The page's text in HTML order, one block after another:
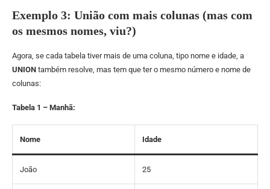
Exemplo 3: União com mais colunas (mas com
os mesmos nomes, viu?)
Agora, se cada tabela tiver mais de uma coluna, tipo nome e idade, a
UNION também resolve, mas tem que ter o mesmo número e nome de
colunas:
Tabela 1 – Manhã:
Nome Idade
João 25